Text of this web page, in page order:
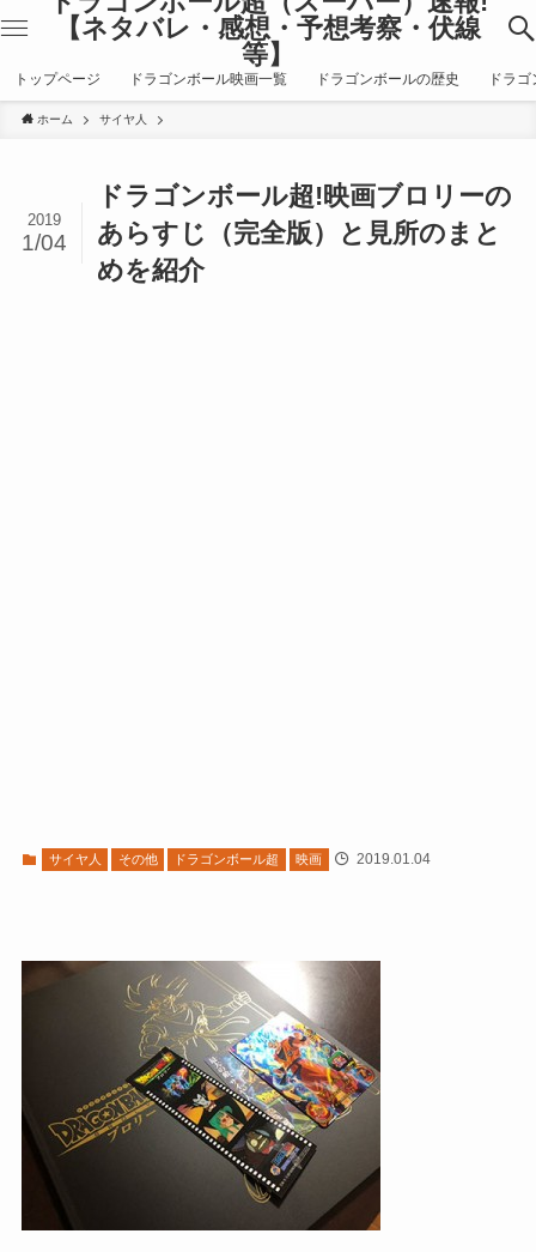
【ネタバレ・感想・予想考察・伏線
等】
トップページ ドラゴンボール映画一覧 ドラゴンボールの歴史 ドラ
ホーム サイヤ人
ドラゴンボール超!映画ブロリーの
あらすじ（完全版）と見所のまと
めを紹介
2019
1/04
サイヤ人 その他 ドラゴンボール超 映画 2019.01.04